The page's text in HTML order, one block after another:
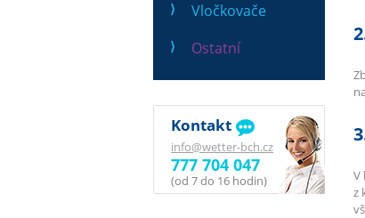
Vločkovače
Ostatní
Kontakt
info@wetter-bch.cz
777 704 047
(od 7 do 16 hodin)
V
z